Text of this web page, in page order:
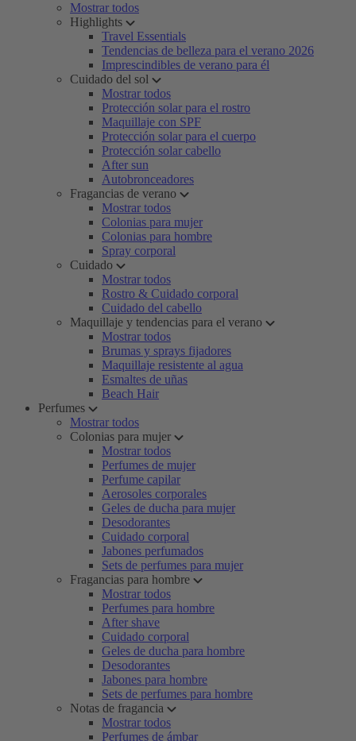
Mostrar todos
Highlights
Travel Essentials
Tendencias de belleza para el verano 2026
Imprescindibles de verano para él
Cuidado del sol
Mostrar todos
Protección solar para el rostro
Maquillaje con SPF
Protección solar para el cuerpo
Protección solar cabello
After sun
Autobronceadores
Fragancias de verano
Mostrar todos
Colonias para mujer
Colonias para hombre
Spray corporal
Cuidado
Mostrar todos
Rostro & Cuidado corporal
Cuidado del cabello
Maquillaje y tendencias para el verano
Mostrar todos
Brumas y sprays fijadores
Maquillaje resistente al agua
Esmaltes de uñas
Beach Hair
Perfumes
Mostrar todos
Colonias para mujer
Mostrar todos
Perfumes de mujer
Perfume capilar
Aerosoles corporales
Geles de ducha para mujer
Desodorantes
Cuidado corporal
Jabones perfumados
Sets de perfumes para mujer
Fragancias para hombre
Mostrar todos
Perfumes para hombre
After shave
Cuidado corporal
Geles de ducha para hombre
Desodorantes
Jabones para hombre
Sets de perfumes para hombre
Notas de fragancia
Mostrar todos
Perfumes de ámbar